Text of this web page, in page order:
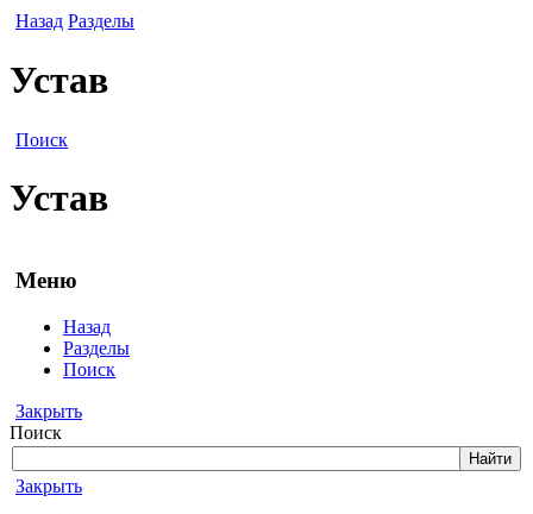
Назад Разделы
Устав
Поиск
Устав
Меню
Назад
Разделы
Поиск
Закрыть
Поиск
Закрыть